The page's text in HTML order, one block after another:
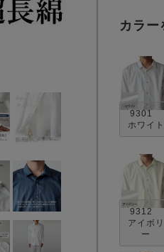
カラー
9301
ホワイト
9312
アイボリ
ー